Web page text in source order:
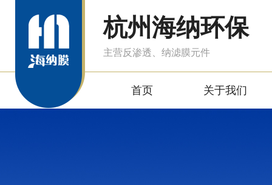
杭州海纳环保
主营反渗透、纳滤膜元件
首页 关于我们